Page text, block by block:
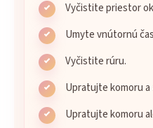
Vyčistite priestor
Umyte vnútornú
Vyčistite rúru.
Upratujte komoru a
Upratujte komoru